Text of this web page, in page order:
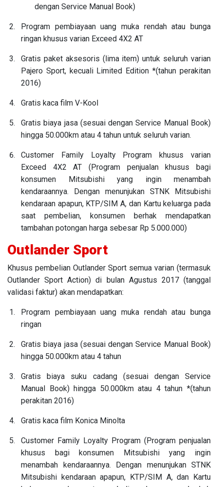
dengan Service Manual Book)
Program pembiayaan uang muka rendah atau bunga
ringan khusus varian Exceed 4X2 AT
Gratis paket aksesoris (lima item) untuk seluruh varian
Pajero Sport, kecuali Limited Edition *(tahun perakitan
2016)
Gratis kaca film V-Kool
Gratis biaya jasa (sesuai dengan Service Manual Book)
hingga 50.000km atau 4 tahun untuk seluruh varian.
Customer Family Loyalty Program khusus varian
Exceed 4X2 AT (Program penjualan khusus bagi
konsumen Mitsubishi yang ingin menambah
kendaraannya. Dengan menunjukan STNK Mitsubishi
kendaraan apapun, KTP/SIM A, dan Kartu keluarga pada
saat pembelian, konsumen berhak mendapatkan
tambahan potongan harga sebesar Rp 5.000.000)
Outlander Sport
Khusus pembelian Outlander Sport semua varian (termasuk
Outlander Sport Action) di bulan Agustus 2017 (tanggal
validasi faktur) akan mendapatkan:
Program pembiayaan uang muka rendah atau bunga
ringan
Gratis biaya jasa (sesuai dengan Service Manual Book)
hingga 50.000km atau 4 tahun
Gratis biaya suku cadang (sesuai dengan Service
Manual Book) hingga 50.000km atau 4 tahun *(tahun
perakitan 2016)
Gratis kaca film Konica Minolta
Customer Family Loyalty Program (Program penjualan
khusus bagi konsumen Mitsubishi yang ingin
menambah kendaraannya. Dengan menunjukan STNK
Mitsubishi kendaraan apapun, KTP/SIM A, dan Kartu